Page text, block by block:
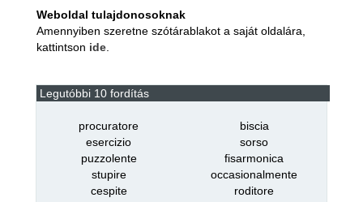
Weboldal tulajdonosoknak
Amennyiben szeretne szótárablakot a saját oldalára,
kattintson ide.
Legutóbbi 10 fordítás
procuratore
biscia
esercizio
sorso
puzzolente
fisarmonica
stupire
occasionalmente
cespite
roditore